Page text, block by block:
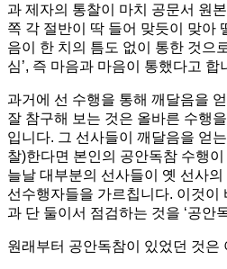
과 제자의 통찰이 마치 공문서 원
쪽 각 절반이 딱 들어 맞듯이 맞아
음이 한 치의 틈도 없이 통한 것으
심’, 즉 마음과 마음이 통했다고 합
과거에 선 수행을 통해 깨달음을
잘 참구해 보는 것은 올바른 수행
입니다. 그 선사들이 깨달음을 얻
찰)한다면 본인의 공안독참 수행
늘날 대부분의 선사들이 옛 선사
선수행자들을 가르칩니다. 이것이
과 단 둘이서 점검하는 것을 ‘공안
원래부터 공안독참이 있었던 것은